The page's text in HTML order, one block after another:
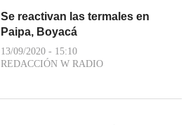
Se reactivan las termales en
Paipa, Boyacá
13/09/2020 - 15:10
REDACCIÓN W RADIO